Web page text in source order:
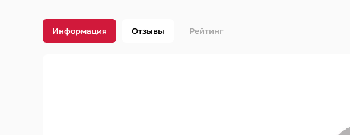
Информация Отзывы Рейтинг